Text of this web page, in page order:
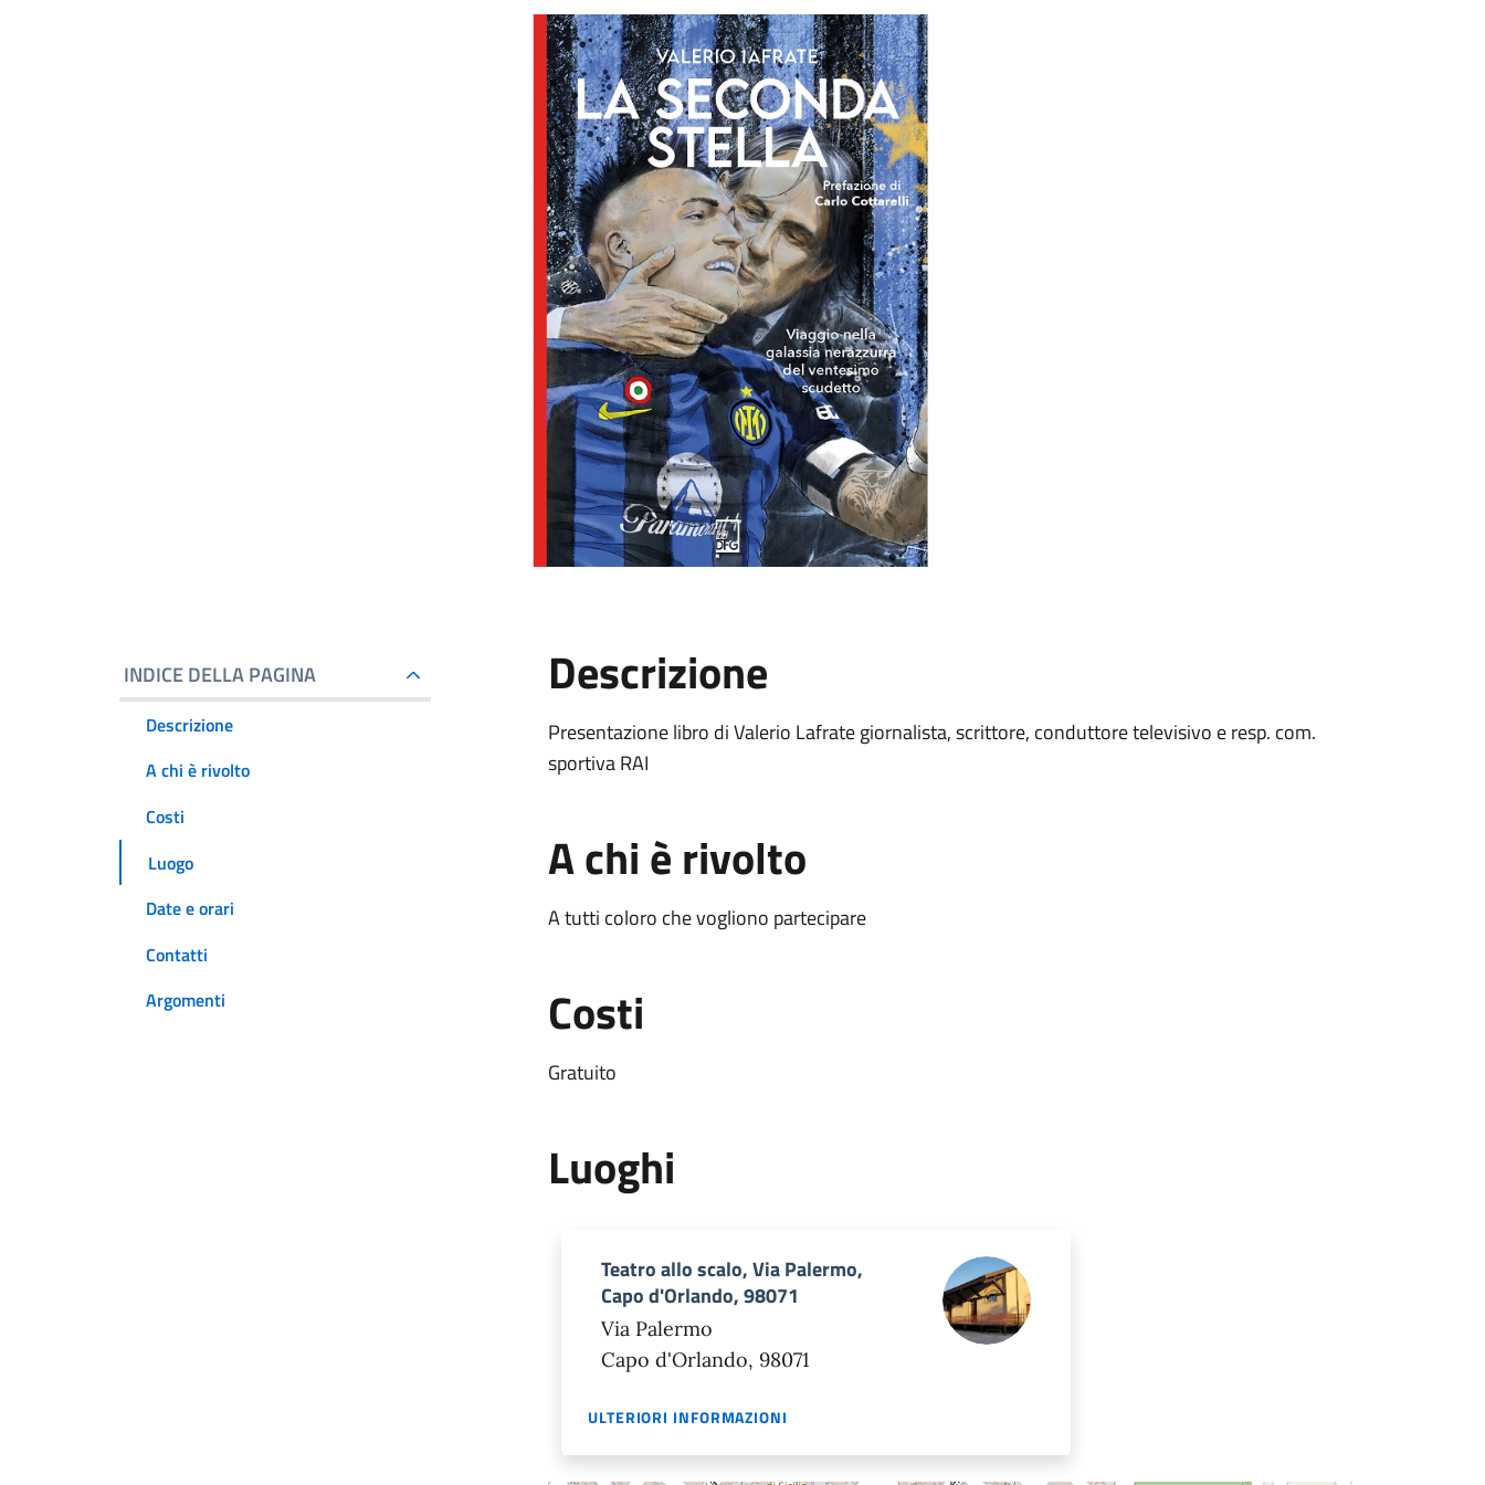
INDICE DELLA PAGINA
Descrizione
A chi è rivolto
Costi
Luogo
Date e orari
Contatti
Argomenti
Descrizione
Presentazione libro di Valerio Lafrate giornalista, scrittore, conduttore televisivo e resp. com.
sportiva RAI
A chi è rivolto
A tutti coloro che vogliono partecipare
Costi
Gratuito
Luoghi
Teatro allo scalo, Via Palermo,
Capo d'Orlando, 98071
Via Palermo
Capo d'Orlando, 98071
ULTERIORI INFORMAZIONI